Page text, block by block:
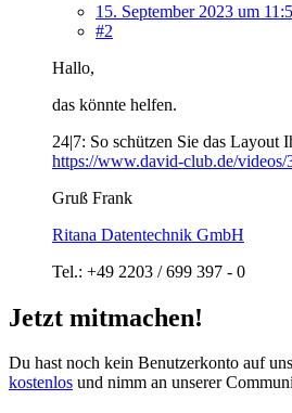
15. September 2023 um
#2
Hallo,
das könnte helfen.
24|7: So schützen Sie das Layout
https://www.david-club.de/videos/
Gruß Frank
Ritana Datentechnik GmbH
Tel.: +49 2203 / 699 397 - 0
Jetzt mitmachen!
Du hast noch kein Benutzerkonto auf
kostenlos und nimm an unserer